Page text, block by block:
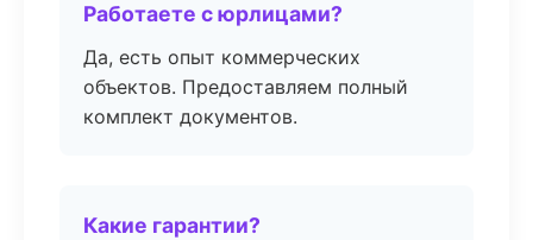
Работаете с юрлицами?
Да, есть опыт коммерческих
объектов. Предоставляем полный
комплект документов.
Какие гарантии?